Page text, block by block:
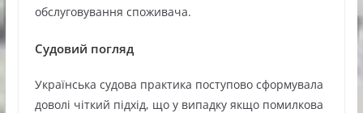
обслуговування споживача.
Судовий погляд
Українська судова практика поступово сформувала
доволі чіткий підхід, що у випадку якщо помилкова